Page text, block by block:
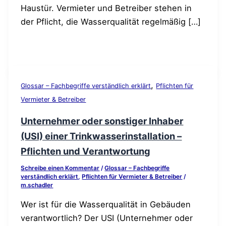
Haustür. Vermieter und Betreiber stehen in
der Pflicht, die Wasserqualität regelmäßig […]
Glossar – Fachbegriffe verständlich erklärt, Pflichten für
Vermieter & Betreiber
Unternehmer oder sonstiger Inhaber
(USI) einer Trinkwasserinstallation –
Pflichten und Verantwortung
Schreibe einen Kommentar /Glossar – Fachbegriffe
verständlich erklärt, Pflichten für Vermieter & Betreiber /
m.schadler
Wer ist für die Wasserqualität in Gebäuden
verantwortlich? Der USI (Unternehmer oder